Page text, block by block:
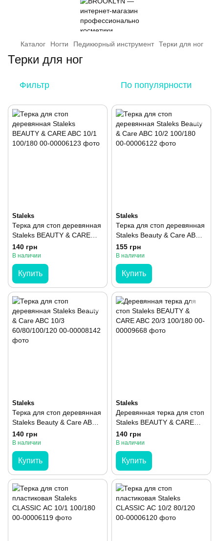
Каталог Ногти Педикюрный инструмент Терки для ног
Терки для ног
Фильтр По популярности
Staleks
Терка для стоп деревянная
Staleks BEAUTY & CARE
ABC 10/1 100/180
140 грн
В наличии
Купить
Staleks
Терка для стоп деревянная
Staleks Beauty & Care ABC
10/2 100/180
155 грн
В наличии
Купить
Staleks
Терка для стоп деревянная
Staleks Beauty & Care ABC
10/3 60/80/100/120
140 грн
В наличии
Купить
Staleks
Деревянная терка для стоп
Staleks BEAUTY & CARE
ABC 20/3 100/180
140 грн
В наличии
Купить